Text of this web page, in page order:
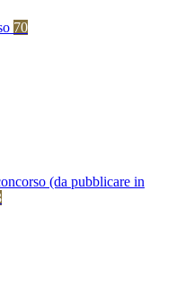
70
(da pubblicare in